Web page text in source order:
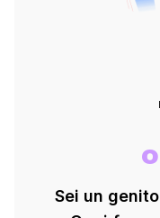
Sei un